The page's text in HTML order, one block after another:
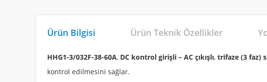
Ürün Bilgisi Ürün Teknik Özellikler
HHG1-3/032F-38-60A, DC kontrol girişli – AC çıkışlı, trifaze (3 faz)
kontrol edilmesini sağlar.